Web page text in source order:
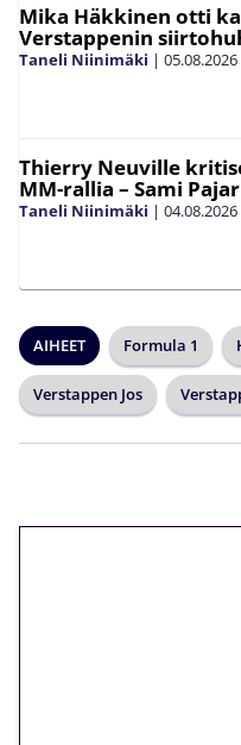
Mika Häkkinen otti
Verstappenin
Taneli Niinimäki | 05.08.2026
Thierry Neuville
MM-rallia – Sami
Taneli Niinimäki | 04.08.2026
AIHEET Formula 1
Verstappen Jos